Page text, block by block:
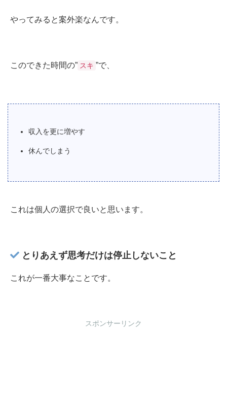
やってみると案外楽なんです。
このできた時間の” スキ ”で、
収入を更に増やす
休んでしまう
これは個人の選択で良いと思います。
とりあえず思考だけは停止しないこと
これが一番大事なことです。
スポンサーリンク